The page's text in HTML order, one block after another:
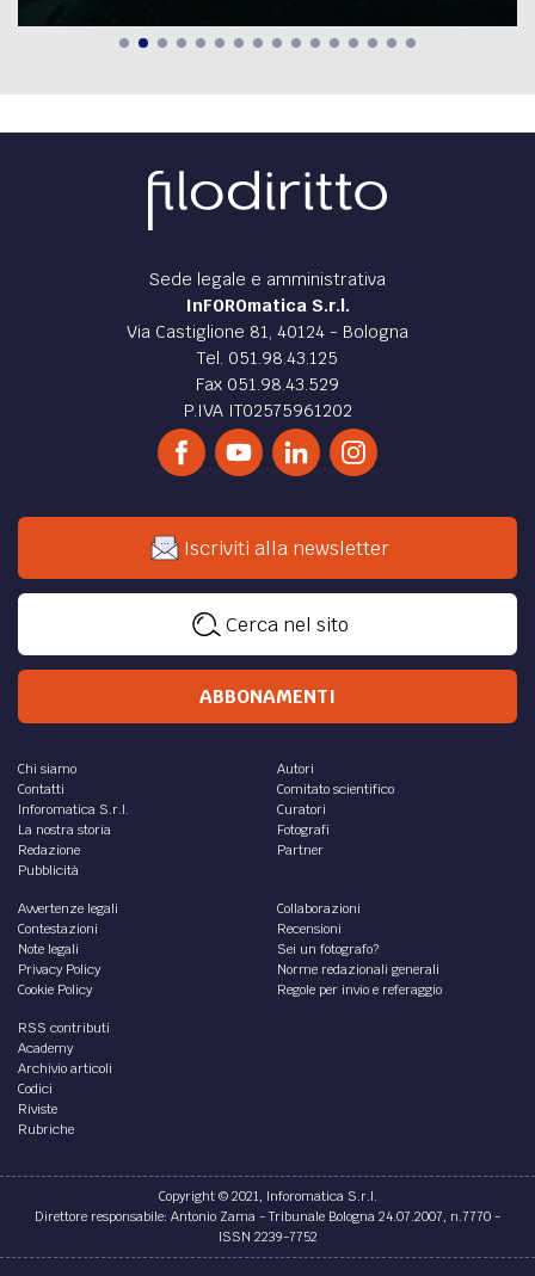
Sede legale e amministrativa
InFOROmatica S.r.l.
Via Castiglione 81, 40124 - Bologna
Tel. 051.98.43.125
Fax 051.98.43.529
P.IVA IT02575961202
Iscriviti alla newsletter
Cerca nel sito
ABBONAMENTI
Chi siamo
Contatti
Inforomatica S.r.l.
La nostra storia
Redazione
Pubblicità
Autori
Comitato scientifico
Curatori
Fotografi
Partner
Avvertenze legali
Contestazioni
Note legali
Privacy Policy
Cookie Policy
Collaborazioni
Recensioni
Sei un fotografo?
Norme redazionali generali
Regole per invio e referaggio
RSS contributi
Academy
Archivio articoli
Codici
Riviste
Rubriche
Copyright © 2021, Inforomatica S.r.l.
Direttore responsabile: Antonio Zama - Tribunale Bologna 24.07.2007, n.7770 -
ISSN 2239-7752